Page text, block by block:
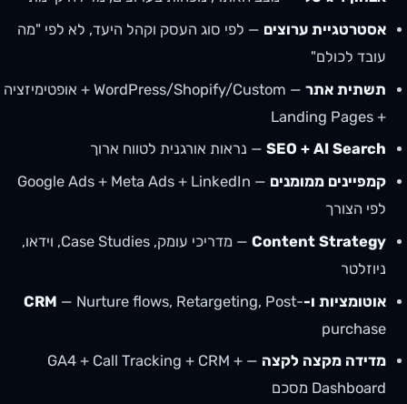
אסטרטגיית ערוצים — לפי סוג העסק וקהל היעד, לא לפי "מה
עובד לכולם"
תשתית אתר
— WordPress/Shopify/Custom + אופטימיזציה
+ Landing Pages
SEO + AI Search — נראות אורגנית לטווח ארוך
קמפיינים ממומנים
— Google Ads + Meta Ads + LinkedIn
לפי הצורך
Content Strategy
— מדריכי עומק, Case Studies, וידאו,
ניוזלטר
אוטומציות ו-CRM— Nurture flows, Retargeting, Post-
purchase
מדידה מקצה לקצה
— GA4 + Call Tracking + CRM +
Dashboard מסכם